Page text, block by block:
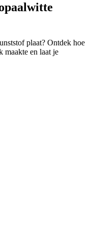
plaat? Ontdek hoe
maakte en laat je